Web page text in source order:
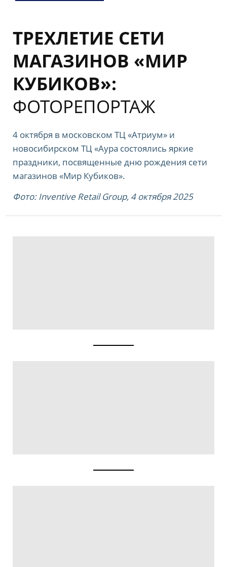
ТРЕХЛЕТИЕ СЕТИ
МАГАЗИНОВ «МИР
КУБИКОВ»:
ФОТОРЕПОРТАЖ
4 октября в московском ТЦ «Атриум» и
новосибирском ТЦ «Аура состоялись яркие
праздники, посвященные дню рождения сети
магазинов «Мир Кубиков».
Фото:Inventive Retail Group, 4 октября2025